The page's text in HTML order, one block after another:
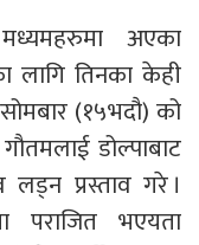
अएका
लागि तिनका केही
(१५भदौ) को
डोल्पाबाट
लड्न प्रस्ताव गरे ।
पराजित भएयता